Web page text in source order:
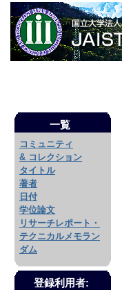
一覧
コミュニティ
& コレクション
タイトル
著者
日付
学位論文
リサーチレポート・
テクニカルメモラン
ダム
登録利用者: